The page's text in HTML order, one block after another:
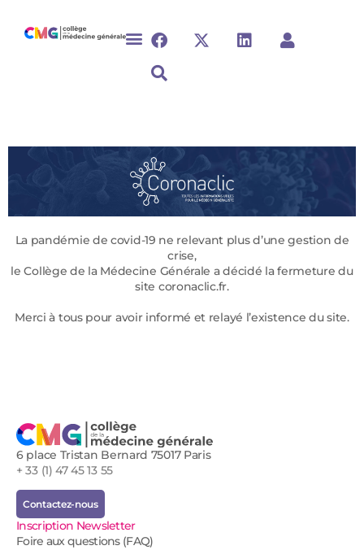
La pandémie de covid-19 ne relevant plus d’une gestion de
crise,
le Collège de la Médecine Générale a décidé la fermeture du
site coronaclic.fr.
Merci à tous pour avoir informé et relayé l’existence du site.
6 place Tristan Bernard 75017 Paris
+ 33 (1) 47 45 13 55
Contactez-nous
Inscription Newsletter
Foire aux questions (FAQ)